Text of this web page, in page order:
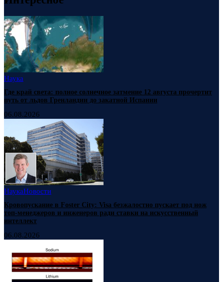
Наука
Где край света: полное солнечное затмение 12 августа прочертит
путь от льдов Гренландии до закатной Испании
06.08.2026
НаукаНовости
Кровопускание в Foster City: Visa безжалостно пускает под нож
топ-менеджеров и инженеров ради ставки на искусственный
интеллект
06.08.2026